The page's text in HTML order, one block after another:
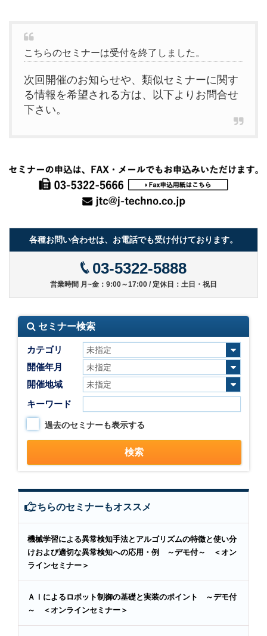
こちらのセミナーは受付を終了しました。
次回開催のお知らせや、類似セミナーに関す
る情報を希望される方は、以下よりお問合せ
下さい。
各種お問い合わせは、お電話でも受け付けております。
03-5322-5888
営業時間 月~金：9:00～17:00 / 定休日：土日・祝日
セミナー検索
カテゴリ
開催年月
開催地域
キーワード
過去のセミナーも表示する
こちらのセミナーもオススメ
機械学習による異常検知手法とアルゴリズムの特徴と使い分
けおよび適切な異常検知への応用・例 ～デモ付～ ＜オン
ラインセミナー＞
ＡＩによるロボット制御の基礎と実装のポイント ～デモ付
～ ＜オンラインセミナー＞